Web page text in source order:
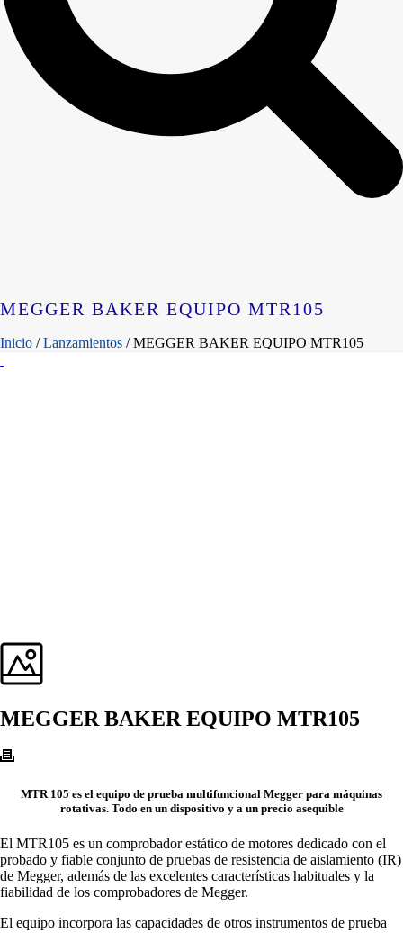
MEGGER BAKER EQUIPO MTR105
Inicio /Lanzamientos / MEGGER BAKER EQUIPO MTR105
MEGGER BAKER EQUIPO MTR105
MTR 105 es el equipo de prueba multifuncional Megger para máquinas
rotativas. Todo en un dispositivo y a un precio asequible
El MTR105 es un comprobador estático de motores dedicado con el
probado y fiable conjunto de pruebas de resistencia de aislamiento (IR)
de Megger, además de las excelentes características habituales y la
fiabilidad de los comprobadores de Megger.
El equipo incorpora las capacidades de otros instrumentos de prueba